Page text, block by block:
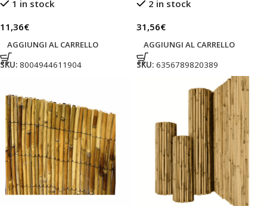
1 in stock
11,36€
AGGIUNGI AL CARRELLO
SKU: 8004944611904
2 in stock
31,56€
AGGIUNGI AL CARRELLO
SKU: 6356789820389